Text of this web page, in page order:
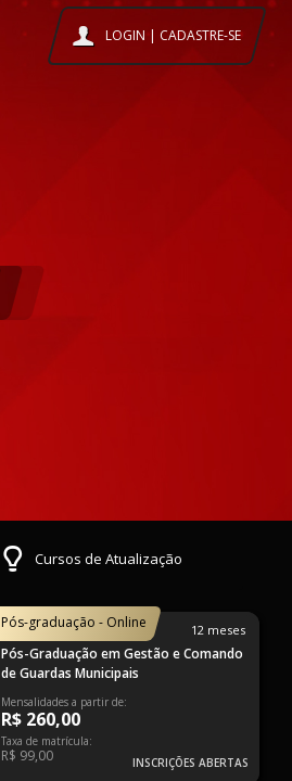
LOGIN | CADASTRE-SE
Cursos de Atualização
Pós-graduação - Online 12 meses
Pós-Graduação em Gestão e Comando
de Guardas Municipais
Mensalidades a partir de:
R$ 260,00
Taxa de matrícula:
R$ 99,00 INSCRIÇÕES ABERTAS